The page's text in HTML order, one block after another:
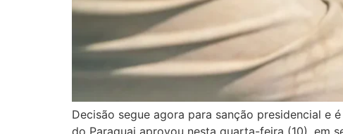
Decisão segue agora para sanção presidencial e